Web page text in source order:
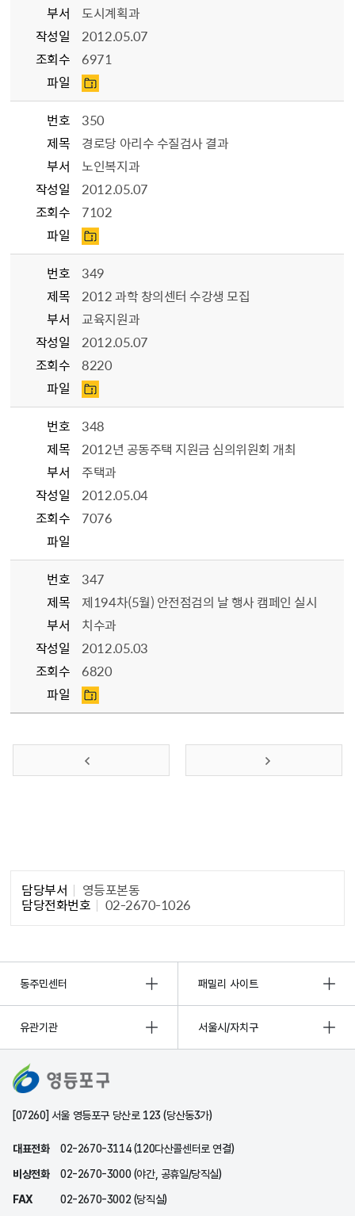
부서
도시계획과
작성일
2012.05.07
조회수
6971
파일
번호
350
제목
경로당 아리수 수질검사 결과
부서
노인복지과
작성일
2012.05.07
조회수
7102
파일
번호
349
제목
2012 과학 창의센터 수강생 모집
부서
교육지원과
작성일
2012.05.07
조회수
8220
파일
번호
348
제목
2012년 공동주택 지원금 심의위원회 개최
부서
주택과
작성일
2012.05.04
조회수
7076
파일
번호
347
제목
제194차(5월) 안전점검의 날 행사 캠페인 실시
부서
치수과
작성일
2012.05.03
조회수
6820
파일
이전 페이지 다음 페이지
담당부서 영등포본동
담당전화번호 02-2670-1026
동주민센터 패밀리 사이트
유관기관 서울시/자치구
[07260] 서울 영등포구 당산로 123 (당산동3가)
대표전화
02-2670-3114 (120다산콜센터로 연결)
비상전화
02-2670-3000 (야간, 공휴일/당직실)
FAX
02-2670-3002 (당직실)